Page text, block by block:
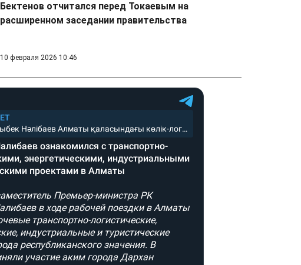
Бектенов отчитался перед Токаевым на
расширенном заседании правительства
10 февраля 2026 10:46